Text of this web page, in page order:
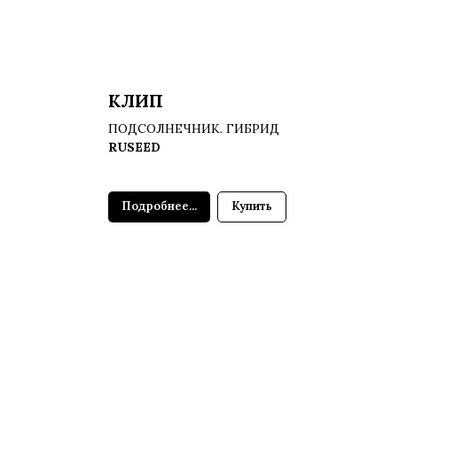
КЛИП
ПОДСОЛНЕЧНИК. ГИБРИД
RUSEED
Подробнее... Купить